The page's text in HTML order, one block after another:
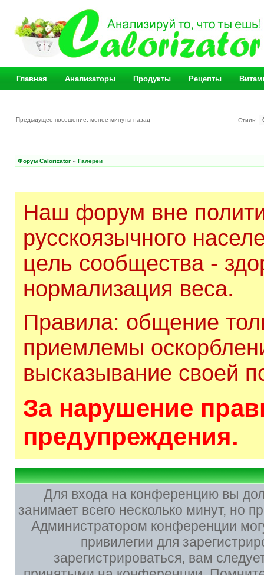
Главная Анализаторы Продукты Рецепты
Предыдущее посещение: менее минуты назад Стиль:
Форум Calorizator » Галереи
Наш форум вне
русскоязычного
цель сообщества -
нормализация веса.
Правила: общение
приемлемы
высказывание своей
За нарушение
предупреждения.
Для входа на конференцию вы
занимает всего несколько минут, но
Администратором конференции
привилегии для
зарегистрироваться, вам